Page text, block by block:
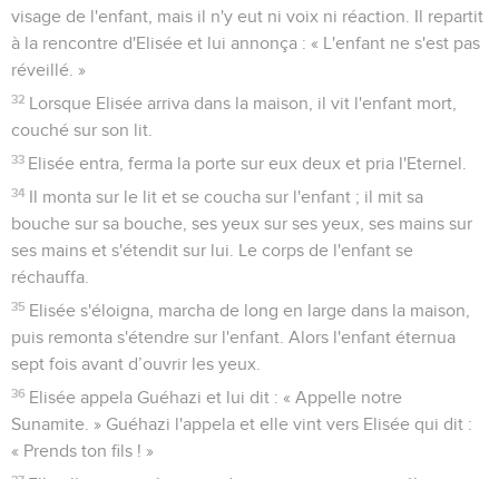
visage de l'enfant, mais il n'y eut ni voix ni réaction. Il repartit
à la rencontre d'Elisée et lui annonça : « L'enfant ne s'est pas
réveillé. »
32 Lorsque Elisée arriva dans la maison, il vit l'enfant mort,
couché sur son lit.
33 Elisée entra, ferma la porte sur eux deux et pria l'Eternel.
34 Il monta sur le lit et se coucha sur l'enfant ; il mit sa
bouche sur sa bouche, ses yeux sur ses yeux, ses mains sur
ses mains et s'étendit sur lui. Le corps de l'enfant se
réchauffa.
35 Elisée s'éloigna, marcha de long en large dans la maison,
puis remonta s'étendre sur l'enfant. Alors l'enfant éternua
sept fois avant d’ouvrir les yeux.
36 Elisée appela Guéhazi et lui dit : « Appelle notre
Sunamite. » Guéhazi l'appela et elle vint vers Elisée qui dit :
« Prends ton fils ! »